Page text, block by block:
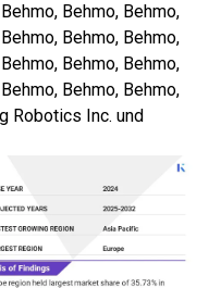
Behmo, Behmo,
Behmo, Behmo,
Behmo, Behmo,
Behmo, Behmo,
Robotics Inc. und